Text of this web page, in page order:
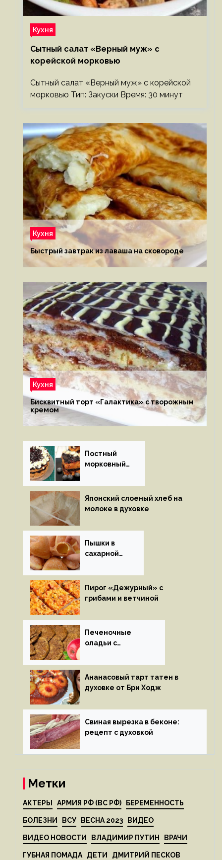
Кухня
Сытный салат «Верный муж» с
корейской морковью
Сытный салат «Верный муж» с корейской
морковью Тип: Закуски Время: 30 минут
Кухня
Быстрый завтрак из лаваша на сковороде
Кухня
Бисквитный торт «Галактика» с творожным
кремом
Постный
морковный
Японский слоеный хлеб на
молоке в духовке
Пышки в
сахарной
Пирог «Дежурный» с
грибами и ветчиной
Печеночные
оладьи с
Ананасовый тарт татен в
духовке от Бри Ходж
Свиная вырезка в беконе:
рецепт с духовкой
Метки
АКТЕРЫ АРМИЯ РФ (ВС РФ) БЕРЕМЕННОСТЬ
БОЛЕЗНИ ВСУ ВЕСНА 2023 ВИДЕО
ВИДЕО НОВОСТИ ВЛАДИМИР ПУТИН ВРАЧИ
ГУБНАЯ ПОМАДА ДЕТИ ДМИТРИЙ ПЕСКОВ